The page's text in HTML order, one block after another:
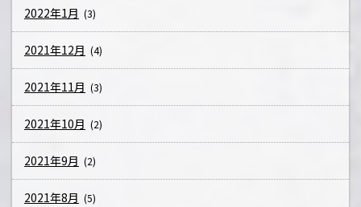
2022年1月 (3)
2021年12月 (4)
2021年11月 (3)
2021年10月 (2)
2021年9月 (2)
2021年8月 (5)